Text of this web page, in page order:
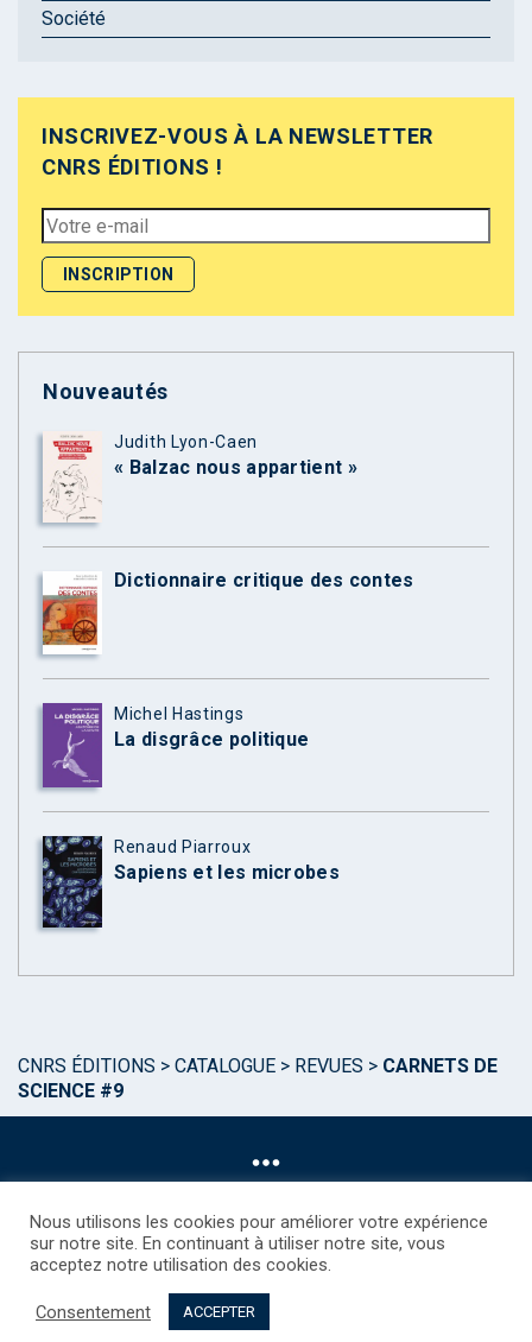
Société
INSCRIVEZ-VOUS À LA NEWSLETTER
CNRS ÉDITIONS !
Nouveautés
Judith Lyon-Caen
« Balzac nous appartient »
Dictionnaire critique des contes
Michel Hastings
La disgrâce politique
Renaud Piarroux
Sapiens et les microbes
CNRS ÉDITIONS > CATALOGUE > REVUES > CARNETS DE
SCIENCE #9
©CNRS EDITIONS 2025
Droits étrangers / Foreign rights
Nous utilisons les cookies pour améliorer votre expérience
sur notre site. En continuant à utiliser notre site, vous
acceptez notre utilisation des cookies.
Consentement ACCEPTER